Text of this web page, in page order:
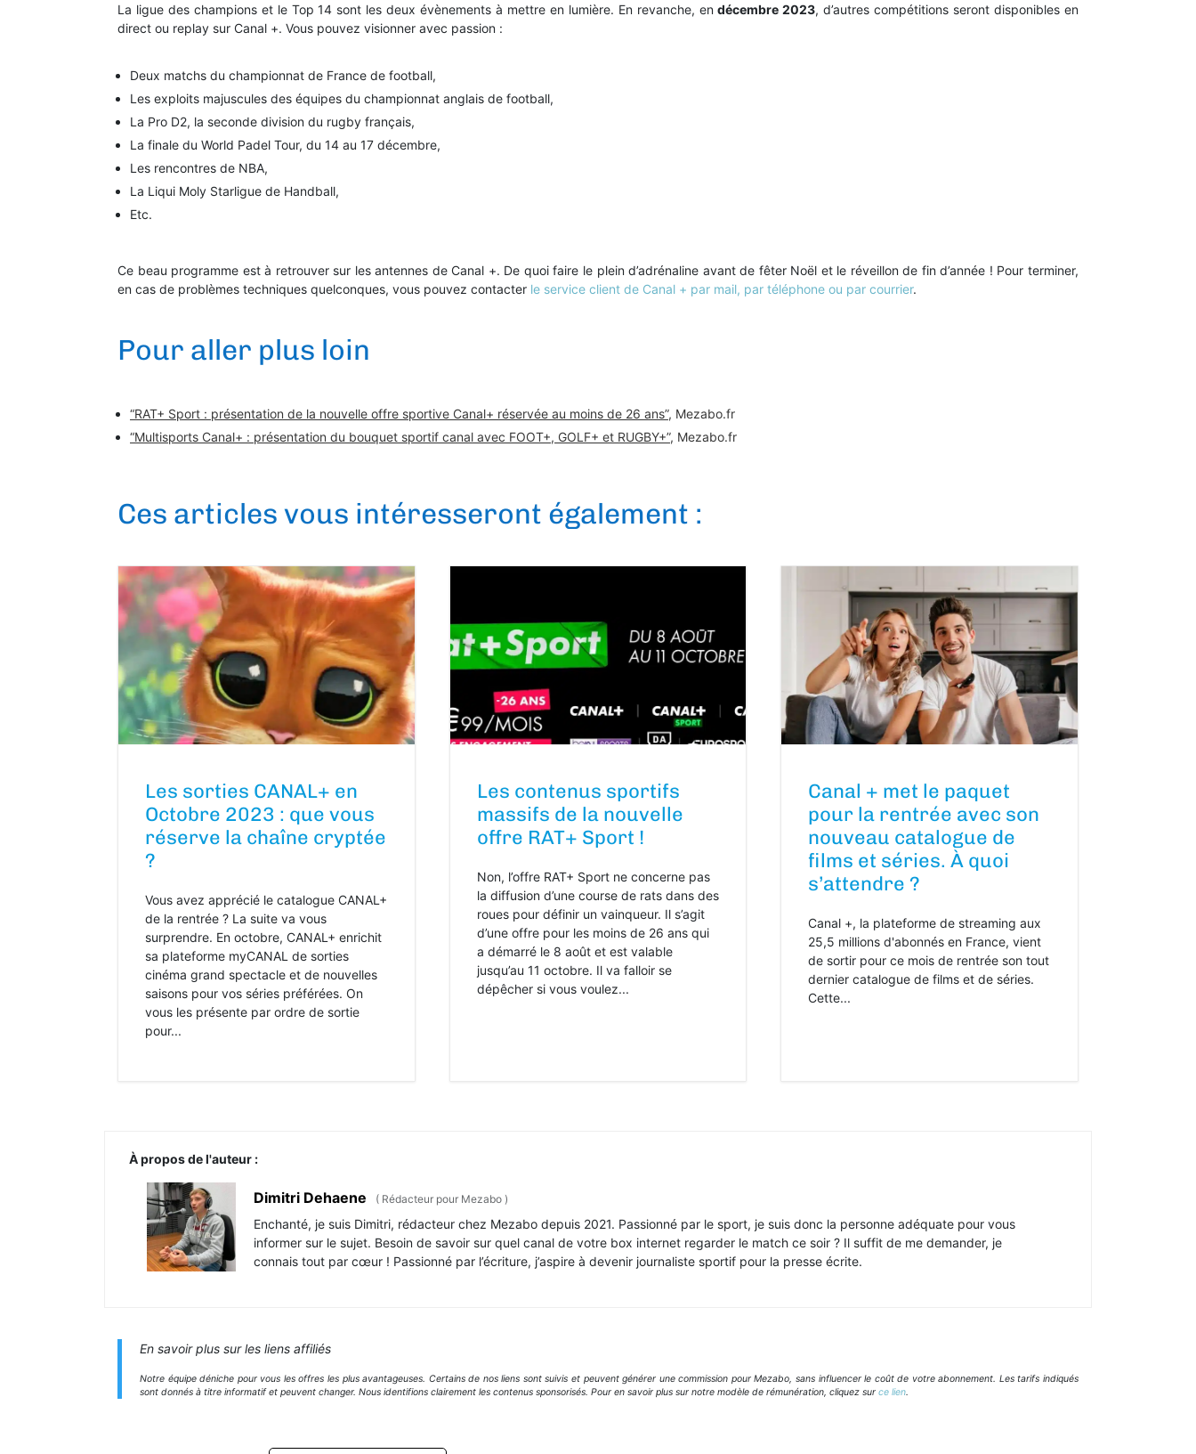
La ligue des champions et le Top 14 sont les deux évènements à mettre en lumière. En revanche, endécembre 2023, d’autres compétitions seront disponibles en
direct ou replay sur Canal +. Vous pouvez visionner avec passion :
Deux matchs du championnat de France de football,
Les exploits majuscules des équipes du championnat anglais de football,
La Pro D2, la seconde division du rugby français,
La finale du World Padel Tour, du 14 au 17 décembre,
Les rencontres de NBA,
La Liqui Moly Starligue de Handball,
Etc.
Ce beau programme est à retrouver sur les antennes de Canal +. De quoi faire le plein d’adrénaline avant de fêter Noël et le réveillon de fin d’année ! Pour terminer,
en cas de problèmes techniques quelconques, vous pouvez contacter le service client de Canal + par mail, par téléphone ou par courrier.
Pour aller plus loin
“RAT+ Sport : présentation de la nouvelle offre sportive Canal+ réservée au moins de 26 ans”, Mezabo.fr
“Multisports Canal+ : présentation du bouquet sportif canal avec FOOT+, GOLF+ et RUGBY+”, Mezabo.fr
Ces articles vous intéresseront également :
Les sorties CANAL+ en
Octobre 2023 : que vous
réserve la chaîne cryptée
?
Vous avez apprécié le catalogue CANAL+
de la rentrée ? La suite va vous
surprendre. En octobre, CANAL+ enrichit
sa plateforme myCANAL de sorties
cinéma grand spectacle et de nouvelles
saisons pour vos séries préférées. On
vous les présente par ordre de sortie
pour...
Les contenus sportifs
massifs de la nouvelle
offre RAT+ Sport !
Non, l’offre RAT+ Sport ne concerne pas
la diffusion d’une course de rats dans des
roues pour définir un vainqueur. Il s’agit
d’une offre pour les moins de 26 ans qui
a démarré le 8 août et est valable
jusqu’au 11 octobre. Il va falloir se
dépêcher si vous voulez...
Canal + met le paquet
pour la rentrée avec son
nouveau catalogue de
films et séries. À quoi
s’attendre ?
Canal +, la plateforme de streaming aux
25,5 millions d'abonnés en France, vient
de sortir pour ce mois de rentrée son tout
dernier catalogue de films et de séries.
Cette...
À propos de l'auteur :
Dimitri Dehaene ( Rédacteur pour Mezabo )
Enchanté, je suis Dimitri, rédacteur chez Mezabo depuis 2021. Passionné par le sport, je suis donc la personne adéquate pour vous
informer sur le sujet. Besoin de savoir sur quel canal de votre box internet regarder le match ce soir ? Il suffit de me demander, je
connais tout par cœur ! Passionné par l’écriture, j’aspire à devenir journaliste sportif pour la presse écrite.
En savoir plus sur les liens affiliés
Notre équipe déniche pour vous les offres les plus avantageuses. Certains de nos liens sont suivis et peuvent générer une commission pour Mezabo, sans influencer le coût de votre abonnement. Les tarifs indiqués
sont donnés à titre informatif et peuvent changer. Nous identifions clairement les contenus sponsorisés. Pour en savoir plus sur notre modèle de rémunération, cliquez sur ce lien.